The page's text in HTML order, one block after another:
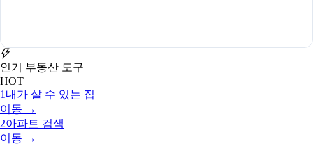
인기 부동산 도구
HOT
1 내가 살 수 있는 집
이동 →
2아파트 검색
이동 →